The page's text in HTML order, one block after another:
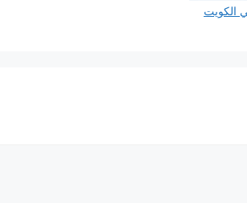
الكويت